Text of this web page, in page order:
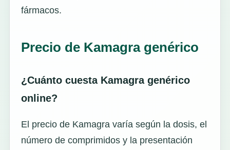
fármacos.
Precio de Kamagra genérico
¿Cuánto cuesta Kamagra genérico
online?
El precio de Kamagra varía según la dosis, el
número de comprimidos y la presentación